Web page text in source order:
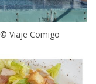
Viaje Comigo